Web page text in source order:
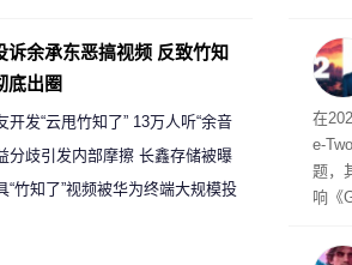
或
在
e-
题，
响《
诉余承东恶搞视频 反致竹知
底出圈
开发“云甩竹知了” 13万人听“余音
分歧引发内部摩擦 长鑫存储被曝
驻场工程师驱逐出研发基地
“竹知了”视频被华为终端大规模投